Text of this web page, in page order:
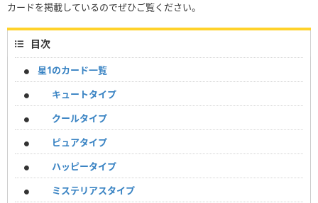
カードを掲載しているのでぜひご覧ください。
目次
星1のカード一覧
キュートタイプ
クールタイプ
ピュアタイプ
ハッピータイプ
ミステリアスタイプ